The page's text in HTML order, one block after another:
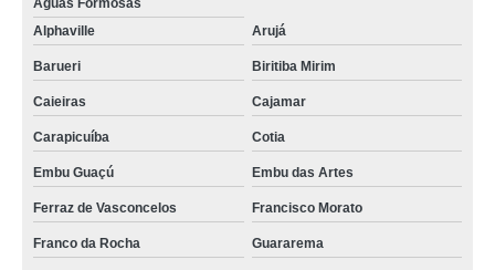
Águas Formosas
Alphaville
Arujá
Barueri Biritiba Mirim
Caieiras Cajamar
Carapicuíba Cotia
Embu Guaçú Embu das Artes
Ferraz de Vasconcelos Francisco Morato
Franco da Rocha Guararema